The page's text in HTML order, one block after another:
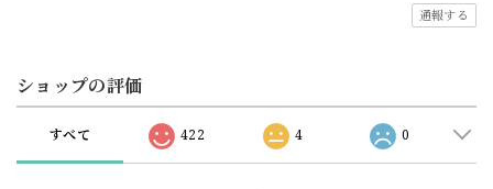
通報する
ショップの評価
すべて 422 4 0